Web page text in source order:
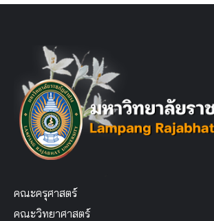
คณะครุศาสตร์
คณะวิทยาศาสตร์